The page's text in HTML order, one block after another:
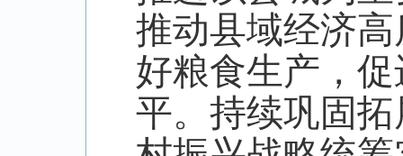
推动县域经济
好粮食生产，
平。持续巩固